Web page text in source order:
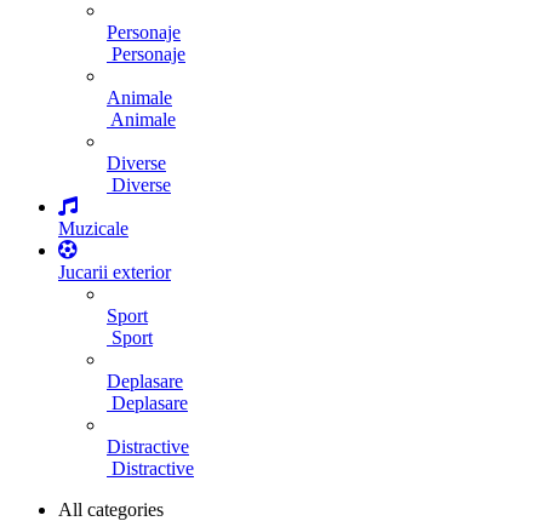
Personaje
Personaje
Animale
Animale
Diverse
Diverse
Muzicale
Jucarii exterior
Sport
Sport
Deplasare
Deplasare
Distractive
Distractive
All categories